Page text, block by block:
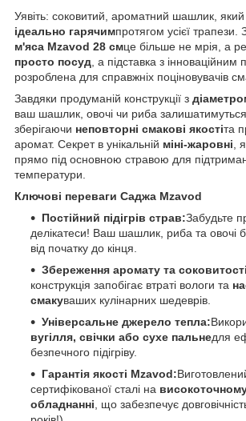
Уявіть: соковитий, ароматний шашлик,
ідеально гарячимпротягом усієї трапези.
м'яса Mzavod 28 смце більше не мрія, а
просто посуд, а підставка з інноваційним
розроблена для справжніх поціновувачів
Завдяки продуманій конструкції з
ваш шашлик, овочі чи риба
зберігаючи неповторні смакові якостіта
аромат. Секрет в унікальній міні-жаровні,
прямо під основною стравою для
температури.
Ключові переваги Саджа Mzavod
Постійний підігрів страв:Забудьте
делікатеси! Ваш шашлик, риба та овочі
від початку до кінця.
Збереження аромату та
конструкція запобігає втраті вологи та
смакуваших кулінарних шедеврів.
Універсальне джерело тепла:
вугілля, свічки або сухе пальнедля
безпечного підігріву.
Гарантія якості Mzavod:
сертифікованої сталі на
обладнанні, що забезпечує